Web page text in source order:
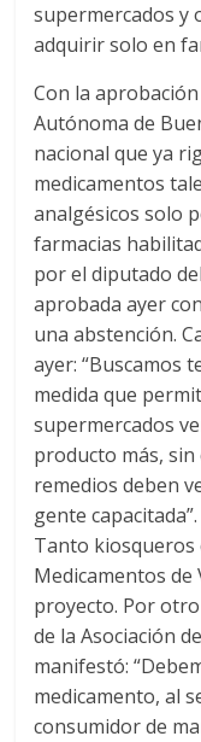
supermercados y
adquirir solo en
Con la
Autónoma de
nacional que ya
medicamentos
analgésicos solo
farmacias
por el diputado
aprobada ayer
una abstención.
ayer: “Buscamos
medida que
supermercados
producto más, sin
remedios deben
gente capacitada”.
Tanto kiosqueros
Medicamentos
proyecto. Por
de la Asociación
manifestó:
medicamento, al
consumidor de